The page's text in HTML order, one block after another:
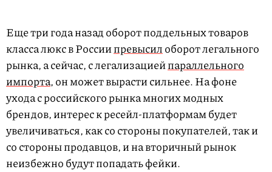
Еще три года назад оборот поддельных товаров
класса люкс в Россиипревысилоборот легального
рынка, а сейчас, с легализациейпараллельного
импорта, он может вырасти сильнее. На фоне
ухода с российского рынка многих модных
брендов, интерес к ресейл-платформам будет
увеличиваться, как со стороны покупателей, так и
со стороны продавцов, и на вторичный рынок
неизбежно будут попадать фейки.